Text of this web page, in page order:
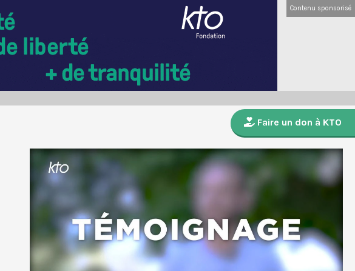
Contenu sponsorisé
Faire un don à KTO